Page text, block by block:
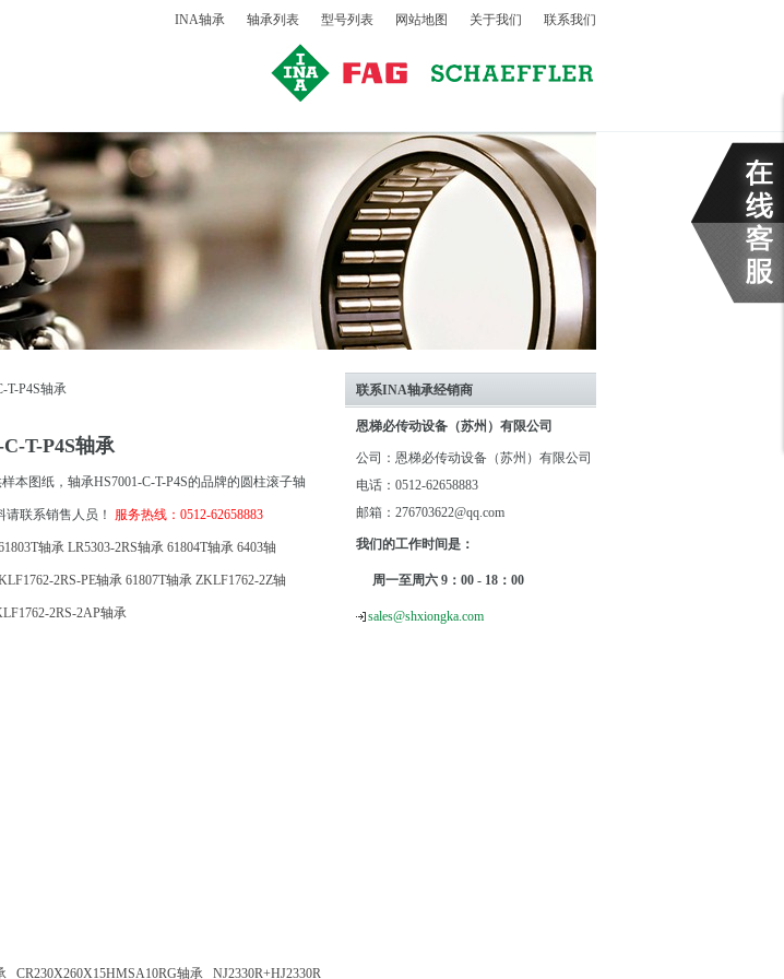
INA轴承 轴承列表 型号列表 网站地图 关于我们 联系我们
T-P4S轴承
C-T-P4S轴承
本图纸，轴承HS7001-C-T-P4S的品牌的圆柱滚子轴
联系销售人员！ 服务热线：0512-62658883
轴承 LR5303-2RS轴承 61804T轴承 6403轴
2RS-PE轴承 61807T轴承 ZKLF1762-2Z轴
2RS-2AP轴承
CR230X260X15HMSA10RG轴承 NJ2330R+HJ2330R
联系INA轴承经销商
恩梯必传动设备（苏州）有限公司
公司：恩梯必传动设备（苏州）有限公司
电话：0512-62658883
邮箱：276703622@qq.com
我们的工作时间是：
周一至周六 9：00 - 18：00
sales@shxiongka.com